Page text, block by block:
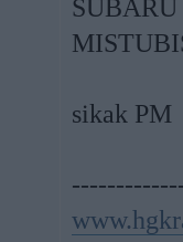
sikak PM